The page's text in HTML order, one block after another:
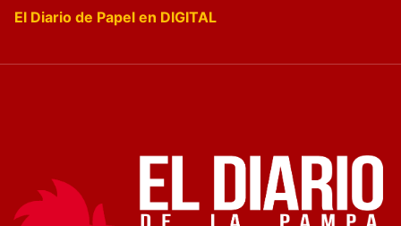
El Diario de Papel en DIGITAL